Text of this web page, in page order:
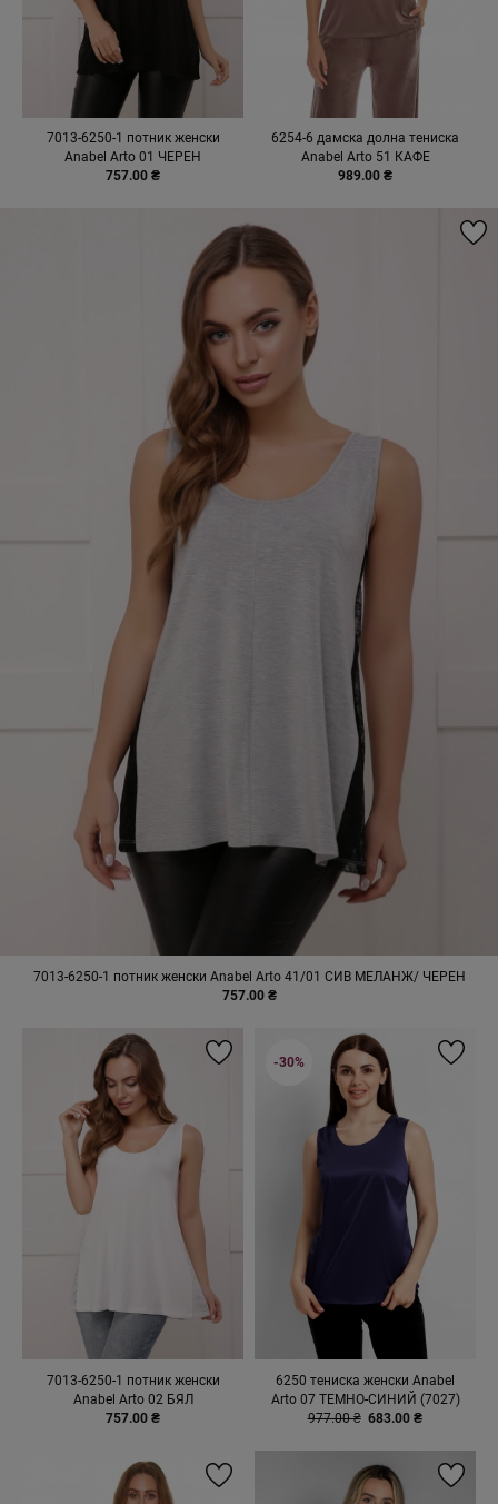
7013-6250-1 потник женски
Anabel Arto 01 ЧЕРЕН
757.00 ₴
6254-6 дамска долна тениска
Anabel Arto 51 КАФЕ
989.00 ₴
7013-6250-1 потник женски Anabel Arto 41/01 СИВ МЕЛАНЖ/ ЧЕРЕН
757.00 ₴
7013-6250-1 потник женски
Anabel Arto 02 БЯЛ
757.00 ₴
6250 тениска женски Anabel
Arto 07 ТЕМНО-СИНИЙ (7027)
977.00 ₴ 683.00 ₴
-30%